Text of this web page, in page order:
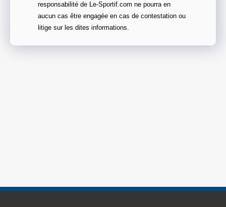
responsabilité de Le-Sportif.com ne pourra en
aucun cas être engagée en cas de contestation ou
litige sur les dites informations.